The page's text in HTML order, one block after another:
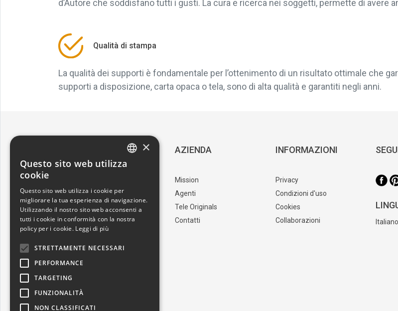
d’Autore che soddisfano tutti i gusti. La cura e ricerca nei soggetti, permette di avere
Qualità di stampa
La qualità dei supporti è fondamentale per l’ottenimento di un risultato ottimale che
supporti a disposizione, carta opaca o tela, sono di alta qualità e garantiti negli anni.
SERVIZIO CLIENTI
I nostri artisti
Trova il punto vendita
AZIENDA
Mission
Agenti
Tele Originals
Contatti
INFORMAZIONI
Privacy
Condizioni d'uso
Cookies
Collaborazioni
Italiano
×
Questo sito web utilizza
cookie
Questo sito web utilizza i cookie per
migliorare la tua esperienza di navigazione.
Utilizzando il nostro sito web acconsenti a
tutti i cookie in conformità con la nostra
policy per i cookie. Leggi di più
STRETTAMENTE NECESSARI
PERFORMANCE
TARGETING
FUNZIONALITÀ
NON CLASSIFICATI